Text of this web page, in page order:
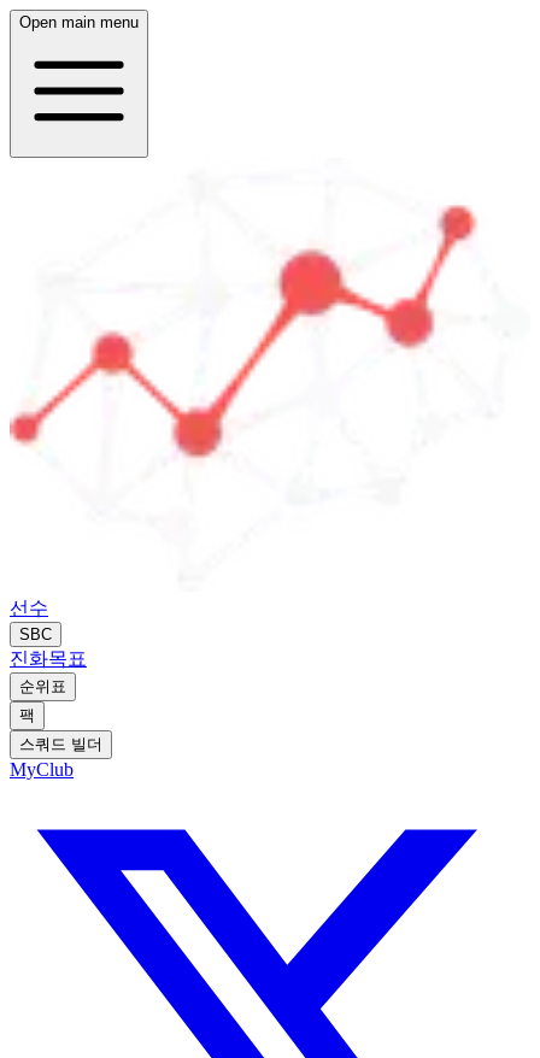
Open main menu
선수
SBC
진화목표
순위표
팩
스쿼드 빌더
MyClub